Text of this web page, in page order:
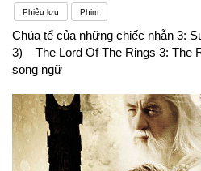
Phiêu lưu Phim
Chúa tể của những chiếc nhẫn 3:
3) – The Lord Of The Rings 3: The
song ngữ